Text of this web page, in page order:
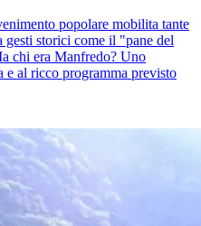
popolare mobilita tante
gesti storici come il "pane del
chi era Manfredo? Uno
e al ricco programma previsto